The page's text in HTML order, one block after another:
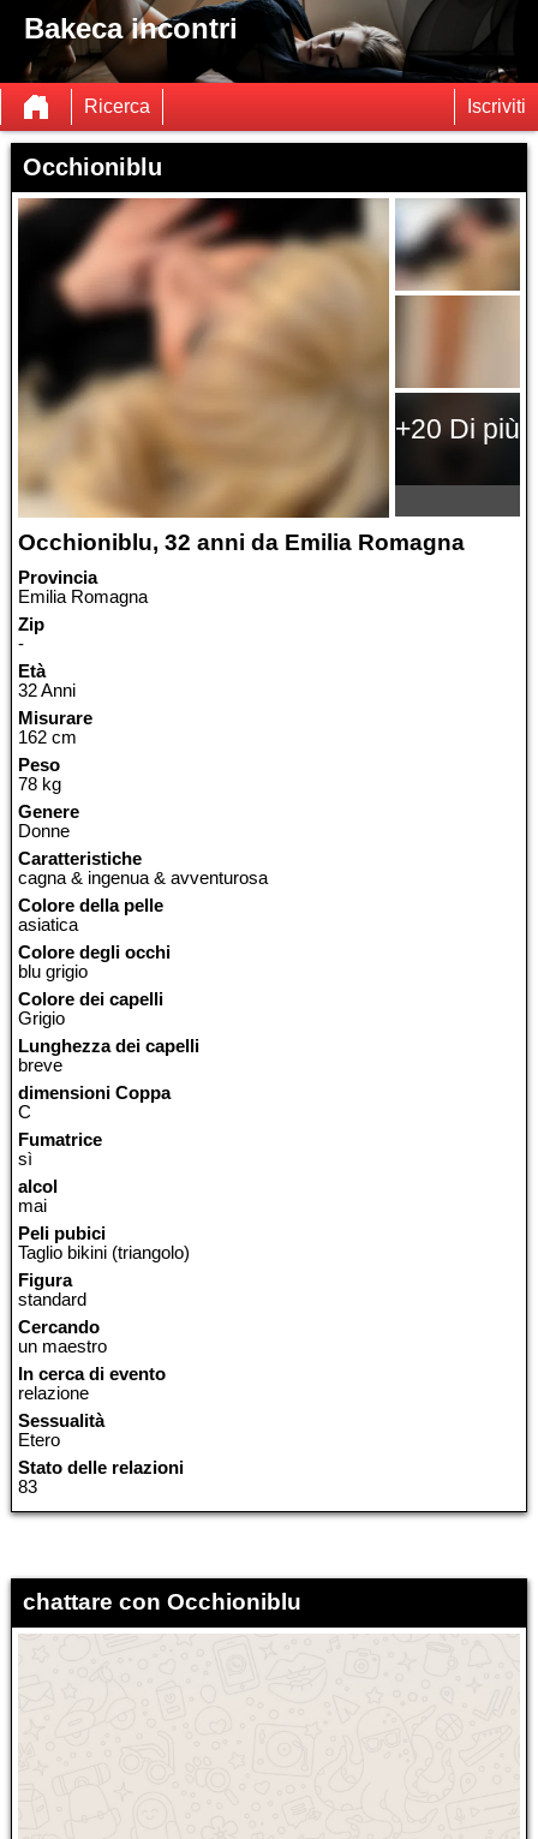
Bakeca incontri
Ricerca Iscriviti
Occhioniblu
+20 Di più
Occhioniblu, 32 anni da Emilia Romagna
Provincia
Emilia Romagna
Zip
-
Età
32 Anni
Misurare
162 cm
Peso
78 kg
Genere
Donne
Caratteristiche
cagna & ingenua & avventurosa
Colore della pelle
asiatica
Colore degli occhi
blu grigio
Colore dei capelli
Grigio
Lunghezza dei capelli
breve
dimensioni Coppa
C
Fumatrice
sì
alcol
mai
Peli pubici
Taglio bikini (triangolo)
Figura
standard
Cercando
un maestro
In cerca di evento
relazione
Sessualità
Etero
Stato delle relazioni
83
chattare con Occhioniblu